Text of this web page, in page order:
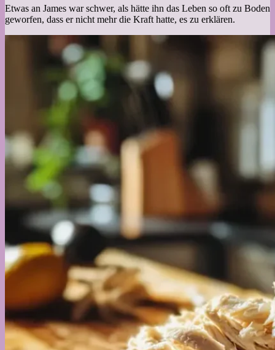
Etwas an James war schwer, als hätte ihn das Leben so oft zu Boden
geworfen, dass er nicht mehr die Kraft hatte, es zu erklären.